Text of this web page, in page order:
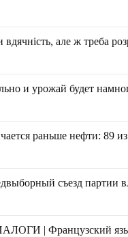
але ж треба
и урожай будет
раньше нефти: 89
съезд партии
| Французский язык